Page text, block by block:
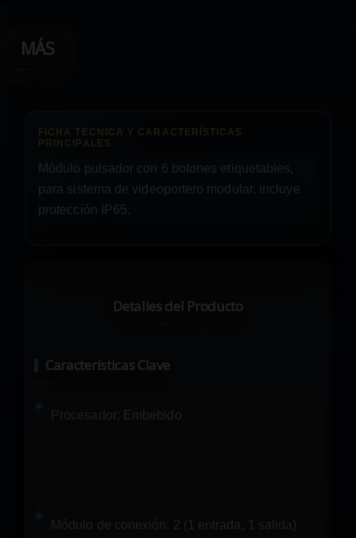
MÁS
Módulo pulsador con 6 botones etiquetables,
para sistema de videoportero modular, incluye
protección IP65.
Detalles del Producto
Características Clave
Procesador: Embebido
Módulo de conexión: 2 (1 entrada, 1 salida)